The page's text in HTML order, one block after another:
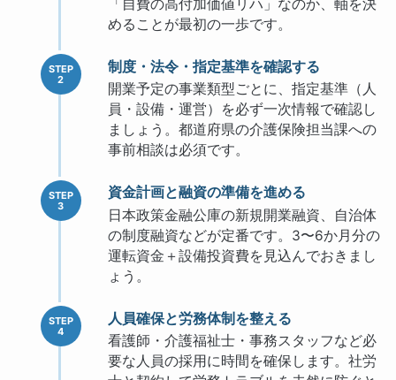
「自費の高付加価値リハ」なのか、軸を決
めることが最初の一歩です。
制度・法令・指定基準を確認する
開業予定の事業類型ごとに、指定基準（人
員・設備・運営）を必ず一次情報で確認し
ましょう。都道府県の介護保険担当課への
事前相談は必須です。
資金計画と融資の準備を進める
日本政策金融公庫の新規開業融資、自治体
の制度融資などが定番です。3〜6か月分の
運転資金＋設備投資費を見込んでおきまし
ょう。
人員確保と労務体制を整える
看護師・介護福祉士・事務スタッフなど必
要な人員の採用に時間を確保します。社労